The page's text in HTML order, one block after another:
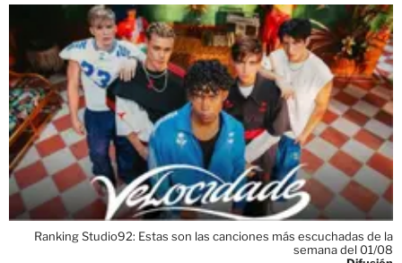
Ranking Studio92: Estas son las canciones más escuchadas de la
semana del 01/08